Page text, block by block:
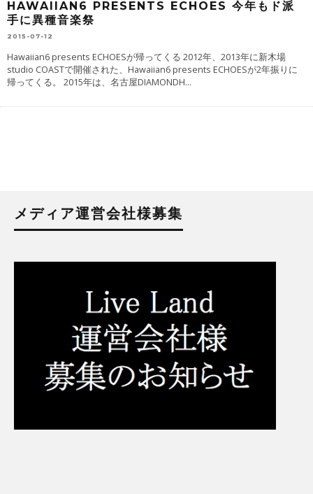
HAWAIIAN6 PRESENTS ECHOES 今年もド派
手に異種音楽祭
2015-07-12
Hawaiian6 presents ECHOESが帰ってくる 2012年、2013年に新木場
studio COASTで開催された、Hawaiian6 presents ECHOESが2年振りに
帰ってくる。 2015年は、名古屋DIAMONDH...
メディア運営会社様募集